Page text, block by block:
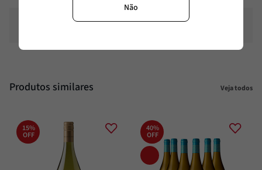
8°C - 10°C
Produtos similares Veja todos
15%
OFF
40%
OFF
Não